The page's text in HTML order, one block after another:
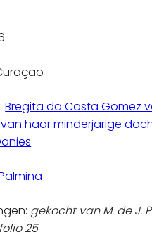
Bregita da Costa Gomez
haar minderjarige
gekocht van M. de J.
25